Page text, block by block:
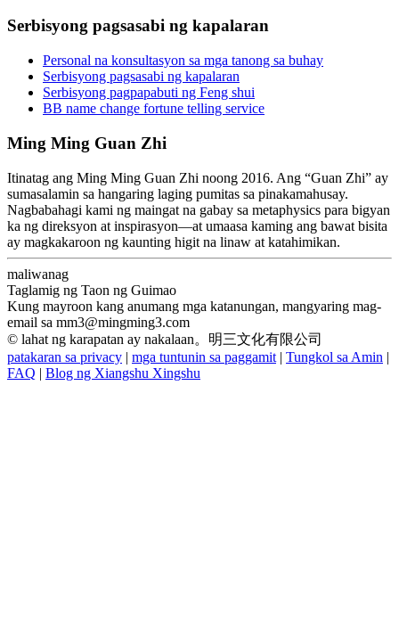
Serbisyong pagsasabi ng kapalaran
Personal na konsultasyon sa mga tanong sa buhay
Serbisyong pagsasabi ng kapalaran
Serbisyong pagpapabuti ng Feng shui
BB name change fortune telling service
Ming Ming Guan Zhi
Itinatag ang Ming Ming Guan Zhi noong 2016. Ang “Guan Zhi” ay
sumasalamin sa hangaring laging pumitas sa pinakamahusay.
Nagbabahagi kami ng maingat na gabay sa metaphysics para bigyan
ka ng direksyon at inspirasyon—at umaasa kaming ang bawat bisita
ay magkakaroon ng kaunting higit na linaw at katahimikan.
maliwanag
Taglamig ng Taon ng Guimao
Kung mayroon kang anumang mga katanungan, mangyaring mag-
email sa mm3@mingming3.com
© lahat ng karapatan ay nakalaan。明三文化有限公司
patakaran sa privacy | mga tuntunin sa paggamit | Tungkol sa Amin |
FAQ | Blog ng Xiangshu Xingshu